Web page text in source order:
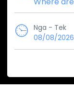
Nga - Tek
08/08/2026